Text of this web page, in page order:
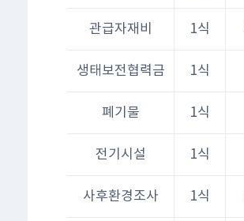
관급자재비 1식
생태보전협력금 1식
폐기물 1식
전기시설 1식
사후환경조사 1식